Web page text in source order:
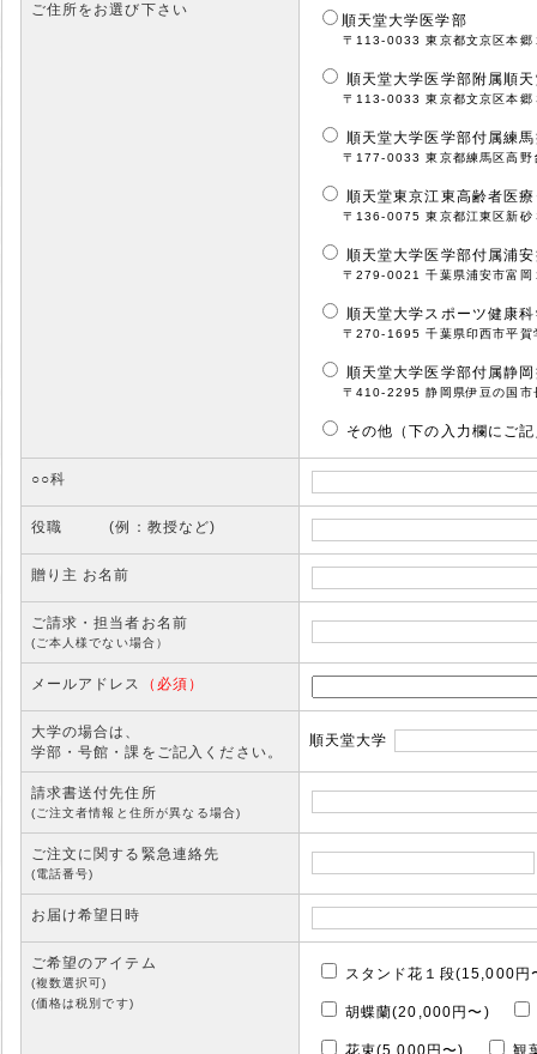
ご住所をお選び下さい
順天堂大学医学部
〒113-0033 東京都文京区本郷
順天堂大学医学部附属順
〒113-0033 東京都文京区本郷
順天堂大学医学部付属練
〒177-0033 東京都練馬区高野
順天堂東京江東高齢者医
〒136-0075 東京都江東区新砂
順天堂大学医学部付属浦
〒279-0021 千葉県浦安市富岡
順天堂大学スポーツ健康
〒270-1695 千葉県印西市平賀
順天堂大学医学部付属静
〒410-2295 静岡県伊豆の国市
その他（下の入力欄にご
○○科
役職 (例：教授など)
贈り主 お名前
ご請求・担当者お名前
(ご本人様でない場合）
メールアドレス （必須）
大学の場合は、
学部・号館・課をご記入ください。
順天堂大学
請求書送付先住所
(ご注文者情報と住所が異なる場合)
ご注文に関する緊急連絡先
(電話番号)
お届け希望日時
ご希望のアイテム
(複数選択可)
(価格は税別です)
スタンド花１段(15,000円
胡蝶蘭(20,000円〜)
花束(5,000円〜) 観